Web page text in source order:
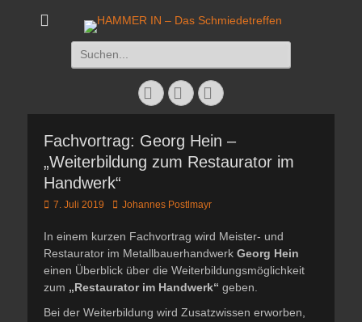
HAMMER IN - Das
Das Schmiedetreffen 26. – 28. Juli 2019
Suchen
nach:
Facebook
TwitterInstagram
Fachvortrag: Georg Hein –
„Weiterbildung zum Restaurator im
Handwerk“
Veröffentlicht
7. Juli 2019 Autor
Johannes Postlmayr
In einem kurzen Fachvortrag wird Meister- und
Restaurator im Metallbauerhandwerk Georg Hein
einen Überblick über die Weiterbildungsmöglichkeit
zum „Restaurator im Handwerk“ geben.
Bei der Weiterbildung wird Zusatzwissen erworben,